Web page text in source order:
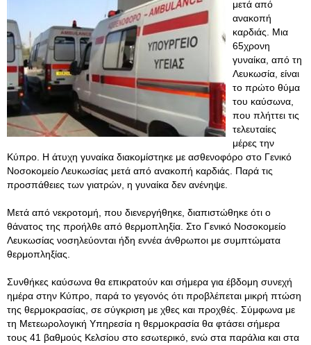
μετά από
ανακοπή
καρδιάς. Μια
65χρονη
γυναίκα, από τη
Λευκωσία, είναι
το πρώτο θύμα
του καύσωνα,
που πλήττει τις
τελευταίες
μέρες την
Κύπρο. Η άτυχη γυναίκα διακομίστηκε με ασθενοφόρο στο Γενικό
Νοσοκομείο Λευκωσίας μετά από ανακοπή καρδιάς. Παρά τις
προσπάθειες των γιατρών, η γυναίκα δεν ανένηψε.
Μετά από νεκροτομή, που διενεργήθηκε, διαπιστώθηκε ότι ο
θάνατος της προήλθε από θερμοπληξία. Στο Γενικό Νοσοκομείο
Λευκωσίας νοσηλεύονται ήδη εννέα άνθρωποι με συμπτώματα
θερμοπληξίας.
Συνθήκες καύσωνα θα επικρατούν και σήμερα για έβδομη συνεχή
ημέρα στην Κύπρο, παρά το γεγονός ότι προβλέπεται μικρή πτώση
της θερμοκρασίας, σε σύγκριση με χθες και προχθές. Σύμφωνα με
τη Μετεωρολογική Υπηρεσία η θερμοκρασία θα φτάσει σήμερα
τους 41 βαθμούς Κελσίου στο εσωτερικό, ενώ στα παράλια και στα